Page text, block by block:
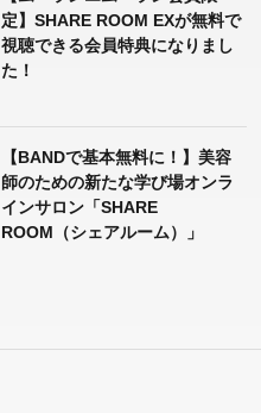
定】SHARE ROOM EXが無料で
視聴できる会員特典になりまし
た！
【BANDで基本無料に！】美容
師のための新たな学び場オンラ
インサロン「SHARE
ROOM（シェアルーム）」